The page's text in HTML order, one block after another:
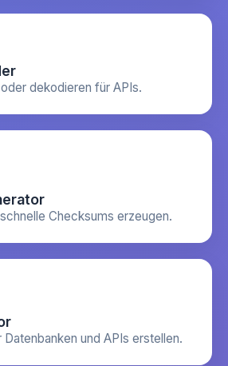
dekodieren für APIs.
Checksums erzeugen.
Datenbanken und APIs erstellen.